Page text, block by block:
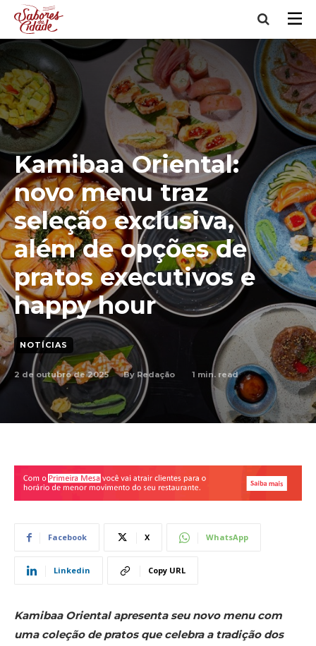
Kamibaa Oriental:
novo menu traz
seleção exclusiva,
além de opções de
pratos executivos e
happy hour
NOTÍCIAS
2 de outubro de 2025 By Redação 1 min. read
Facebook X WhatsApp
Linkedin Copy URL
Kamibaa Oriental apresenta seu novo menu com
uma coleção de pratos que celebra a tradição dos